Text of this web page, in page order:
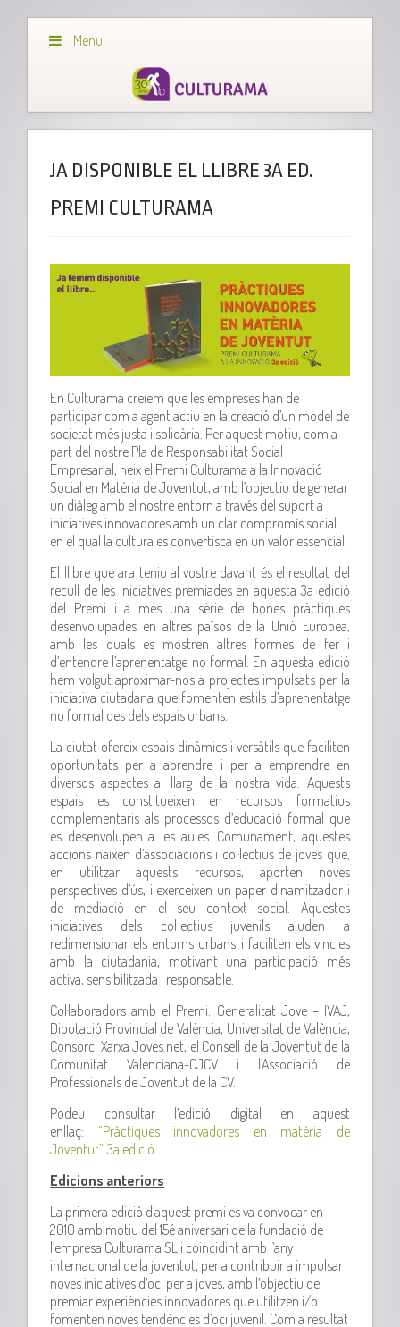
Menu
JA DISPONIBLE EL LLIBRE 3A ED.
PREMI CULTURAMA
En Culturama creiem que les empreses han de
participar com a agent actiu en la creació d’un model de
societat més justa i solidària. Per aquest motiu, com a
part del nostre Pla de Responsabilitat Social
Empresarial, neix el Premi Culturama a la Innovació
Social en Matèria de Joventut, amb l’objectiu de generar
un diàleg amb el nostre entorn a través del suport a
iniciatives innovadores amb un clar compromís social
en el qual la cultura es convertisca en un valor essencial.
El llibre que ara teniu al vostre davant és el resultat del
recull de les iniciatives premiades en aquesta 3a edició
del Premi i a més una sèrie de bones pràctiques
desenvolupades en altres països de la Unió Europea,
amb les quals es mostren altres formes de fer i
d’entendre l’aprenentatge no formal. En aquesta edició
hem volgut aproximar-nos a projectes impulsats per la
iniciativa ciutadana que fomenten estils d’aprenentatge
no formal des dels espais urbans.
La ciutat ofereix espais dinàmics i versàtils que faciliten
oportunitats per a aprendre i per a emprendre en
diversos aspectes al llarg de la nostra vida. Aquests
espais es constitueixen en recursos formatius
complementaris als processos d’educació formal que
es desenvolupen a les aules. Comunament, aquestes
accions naixen d’associacions i col·lectius de joves que,
en utilitzar aquests recursos, aporten noves
perspectives d’ús, i exerceixen un paper dinamitzador i
de mediació en el seu context social. Aquestes
iniciatives dels col·lectius juvenils ajuden a
redimensionar els entorns urbans i faciliten els vincles
amb la ciutadania, motivant una participació més
activa, sensibilitzada i responsable.
Col·laboradors amb el Premi: Generalitat Jove – IVAJ,
Diputació Provincial de València, Universitat de València,
Consorci Xarxa Joves.net, el Consell de la Joventut de la
Comunitat Valenciana-CJCV i l’Associació de
Professionals de Joventut de la CV.
Podeu consultar l’edició digital en aquest
enllaç: “Pràctiques innovadores en matèria de
Joventut” 3a edició
Edicions anteriors
La primera edició d’aquest premi es va convocar en
2010 amb motiu del 15é aniversari de la fundació de
l’empresa Culturama SL i coincidint amb l’any
internacional de la joventut, per a contribuir a impulsar
noves iniciatives d’oci per a joves, amb l’objectiu de
premiar experiències innovadores que utilitzen i/o
fomenten noves tendències d’oci juvenil. Com a resultat